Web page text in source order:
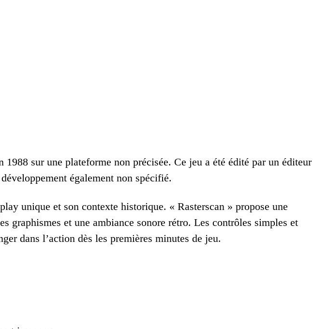
1988 sur une plateforme non précisée. Ce jeu a été édité par un éditeur
également non spécifié.
unique et son contexte historique. « Rasterscan » propose une
graphismes et une ambiance sonore rétro. Les contrôles simples et
dans l’action dès les premières minutes de jeu.